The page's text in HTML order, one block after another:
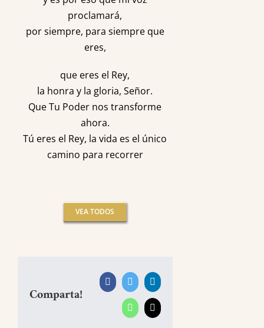
proclamará,
por siempre, para siempre que
eres,
que eres el Rey,
la honra y la gloria, Señor.
Que Tu Poder nos transforme
ahora.
Tú eres el Rey, la vida es el único
camino para recorrer
VEA TODOS
Comparta! FacebookTwitterLinkedIn
WhatsApp
Correo
electrónico